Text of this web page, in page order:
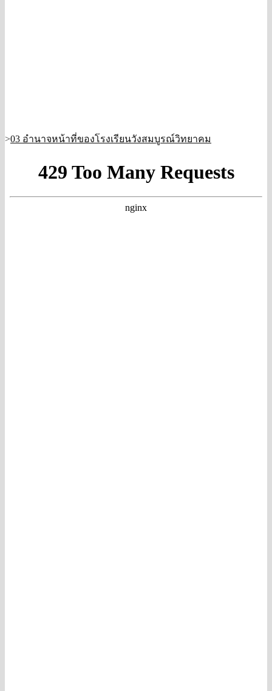
>03 อำนาจหน้าที่ของโรงเรียนวังสมบูรณ์วิทยาคม